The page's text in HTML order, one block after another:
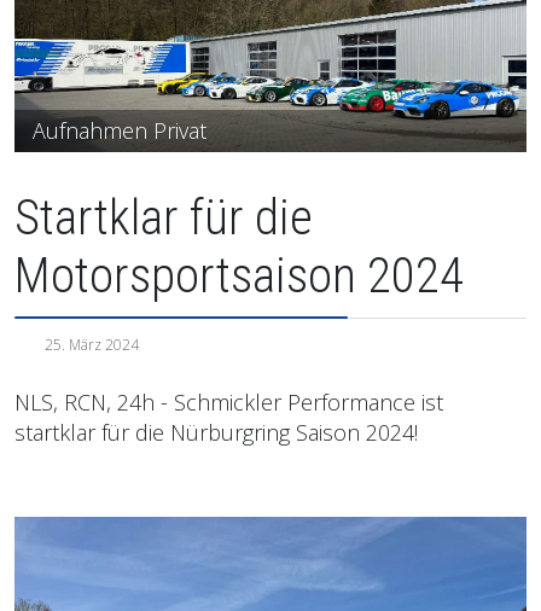
Aufnahmen Privat
Startklar für die
Motorsportsaison 2024
25. März 2024
NLS, RCN, 24h - Schmickler Performance ist
startklar für die Nürburgring Saison 2024!